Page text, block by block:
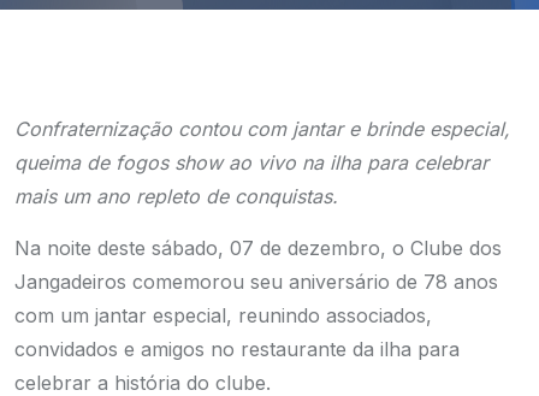
Confraternização contou com jantar e brinde especial,
queima de fogos show ao vivo na ilha para celebrar
mais um ano repleto de conquistas.
Na noite deste sábado, 07 de dezembro, o Clube dos
Jangadeiros comemorou seu aniversário de 78 anos
com um jantar especial, reunindo associados,
convidados e amigos no restaurante da ilha para
celebrar a história do clube.